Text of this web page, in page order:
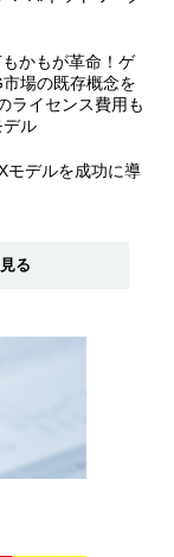
かもが革命！ゲ
場の既存概念を
ライセンス費用も
ル
デルを成功に導
る